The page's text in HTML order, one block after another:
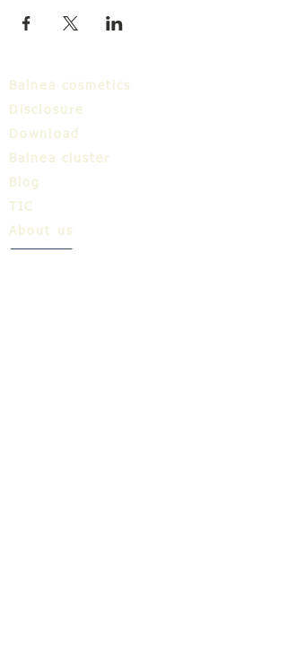
Balnea cosmetics
Disclosure
Download
Balnea cluster
Blog
TIC
About us